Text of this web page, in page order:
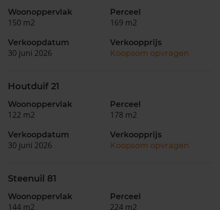
Woonoppervlak
150 m2
Perceel
169 m2
Verkoopdatum
30 juni 2026
Verkoopprijs
Koopsom opvragen
Houtduif 21
Woonoppervlak
122 m2
Perceel
178 m2
Verkoopdatum
30 juni 2026
Verkoopprijs
Koopsom opvragen
Steenuil 81
Woonoppervlak
144 m2
Perceel
224 m2